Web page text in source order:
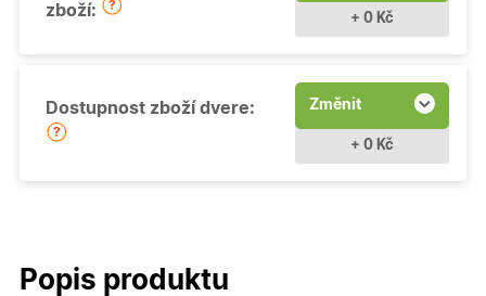
zboží:
+ 0 Kč
Dostupnost zboží dvere: Změnit
+ 0 Kč
Popis produktu